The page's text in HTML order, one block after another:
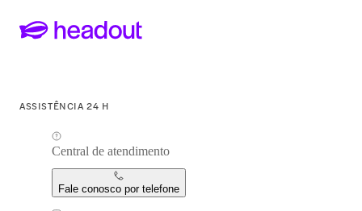
ASSISTÊNCIA 24 H
Central de atendimento
Fale conosco por telefone